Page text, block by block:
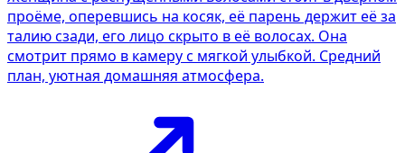
проёме, оперевшись на косяк, её парень держит её за
талию сзади, его лицо скрыто в её волосах. Она
смотрит прямо в камеру с мягкой улыбкой. Средний
план, уютная домашняя атмосфера.